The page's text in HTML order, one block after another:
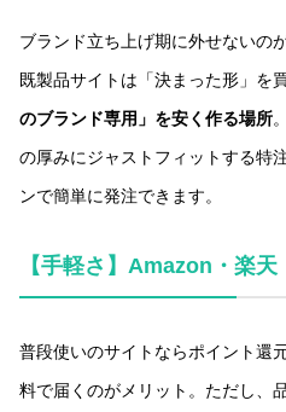
ブランド立ち上げ期に外せないの
既製品サイトは「決まった形」を
のブランド専用」を安く作る場所
の厚みにジャストフィットする特
ンで簡単に発注できます。
【手軽さ】Amazon・楽
普段使いのサイトならポイント還
料で届くのがメリット。ただし、